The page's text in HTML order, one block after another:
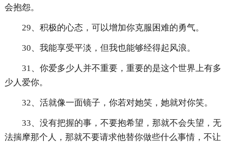
会抱怨。
29、积极的心态，可以增加你克服困难的勇气。
30、我能享受平淡，但我也能够经得起风浪。
31、你爱多少人并不重要，重要的是这个世界上有多
少人爱你。
32、活就像一面镜子，你若对她笑，她就对你笑。
33、没有把握的事，不要抱希望，那就不会失望，无
法揣摩那个人，那就不要请求他替你做些什么事情，不让